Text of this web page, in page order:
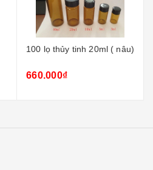
100 lọ thủy tinh 20ml ( nâu)
660.000₫